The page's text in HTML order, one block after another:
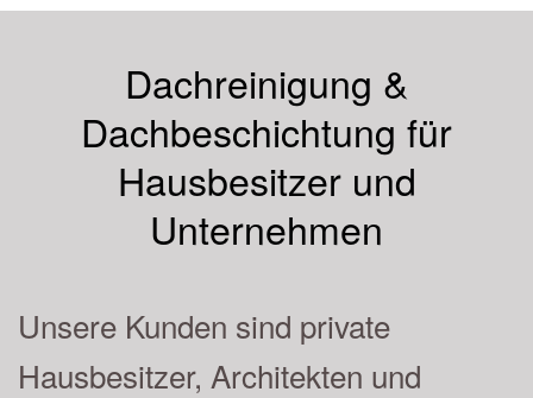
Dachreinigung &
Dachbeschichtung für
Hausbesitzer und
Unternehmen
Unsere Kunden sind private
Hausbesitzer, Architekten und